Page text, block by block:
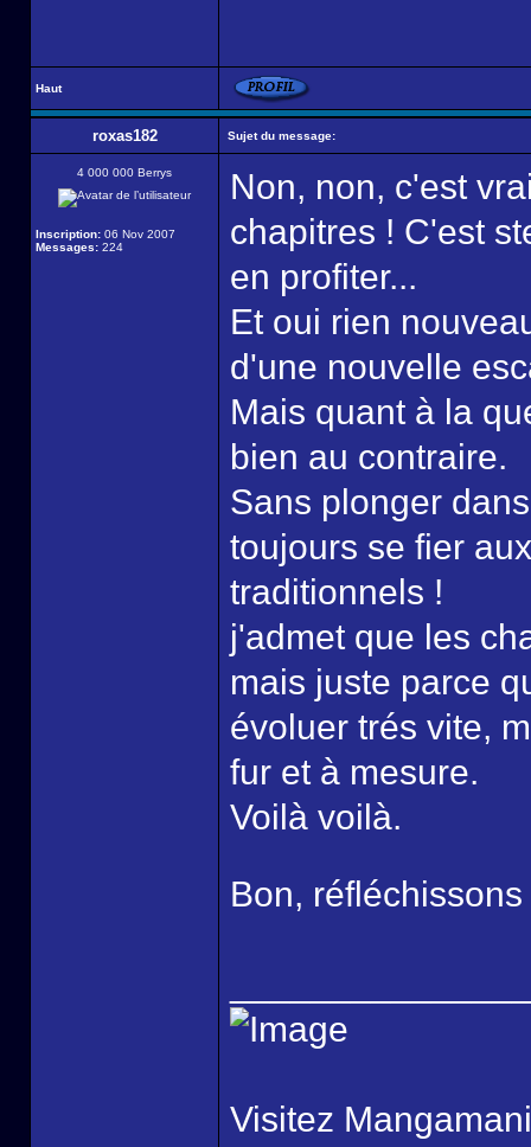
Haut
roxas182 Sujet du message:
4 000 000 Berrys
Inscription: 06 Nov 2007
Messages: 224
Non, non, c'est
chapitres ! C'est
en profiter...
Et oui rien
d'une nouvelle
Mais quant à la
bien au contraire.
Sans plonger
toujours se fier
traditionnels !
j'admet que les
mais juste parce
évoluer trés vite,
fur et à mesure.
Voilà voilà.
Bon,
Visitez